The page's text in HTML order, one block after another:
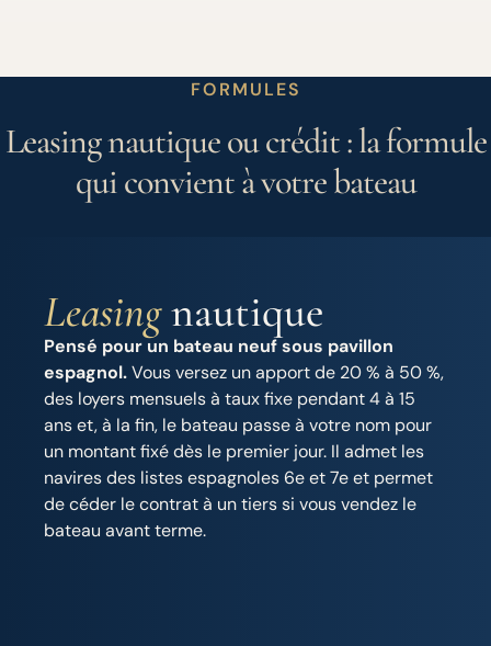
FORMULES
Leasing nautique ou crédit : la formule
qui convient à votre bateau
Leasingnautique
Pensé pour un bateau neuf sous pavillon
espagnol.Vous versez un apport de 20 % à 50 %,
des loyers mensuels à taux fixe pendant 4 à 15
ans et, à la fin, le bateau passe à votre nom pour
un montant fixé dès le premier jour. Il admet les
navires des listes espagnoles 6e et 7e et permet
de céder le contrat à un tiers si vous vendez le
bateau avant terme.